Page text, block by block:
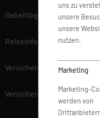
uns zu
unsere
unsere
nutzen.
Marketing
Marketing-
werden von
Gabelflüge
Reiseinfo
Versicherung
Versicherungsvertrag